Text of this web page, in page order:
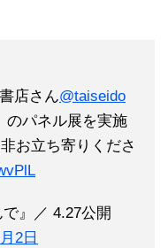
店さん@taiseido
のパネル展を実施
お立ち寄りくださ
』／ 4.27公開
2日